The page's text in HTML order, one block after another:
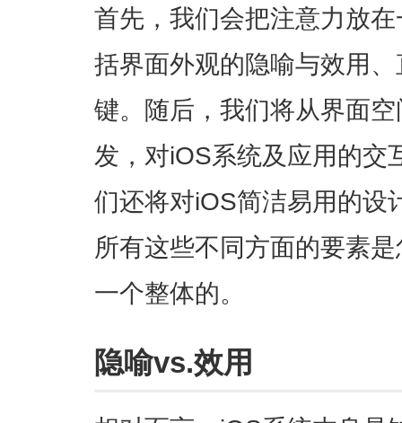
首先，我们会把注意力放
括界面外观的隐喻与效用
键。随后，我们将从界面
发，对iOS系统及应用的交
们还将对iOS简洁易用的设
所有这些不同方面的要素
一个整体的。
隐喻vs.效用